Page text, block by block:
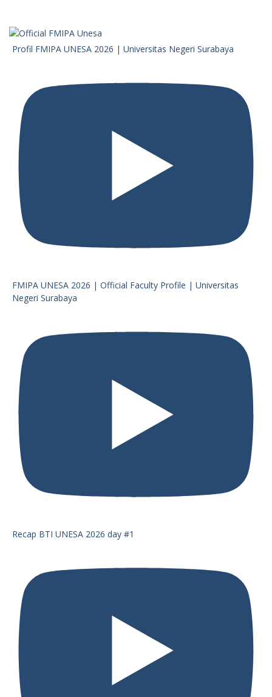
Profil FMIPA UNESA 2026 | Universitas Negeri Surabaya
FMIPA UNESA 2026 | Official Faculty Profile | Universitas
Negeri Surabaya
Recap BTI UNESA 2026 day #1